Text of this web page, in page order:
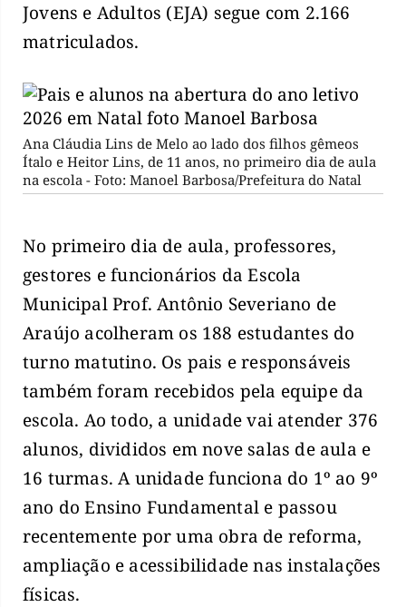
Jovens e Adultos (EJA) segue com 2.166
matriculados.
Ana Cláudia Lins de Melo ao lado dos filhos gêmeos
Ítalo e Heitor Lins, de 11 anos, no primeiro dia de aula
na escola - Foto: Manoel Barbosa/Prefeitura do Natal
No primeiro dia de aula, professores,
gestores e funcionários da Escola
Municipal Prof. Antônio Severiano de
Araújo acolheram os 188 estudantes do
turno matutino. Os pais e responsáveis
também foram recebidos pela equipe da
escola. Ao todo, a unidade vai atender 376
alunos, divididos em nove salas de aula e
16 turmas. A unidade funciona do 1º ao 9º
ano do Ensino Fundamental e passou
recentemente por uma obra de reforma,
ampliação e acessibilidade nas instalações
físicas.